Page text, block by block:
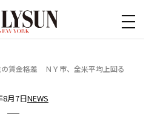
賃金格差 ＮＹ市、全米平均上回る
8月7日NEWS